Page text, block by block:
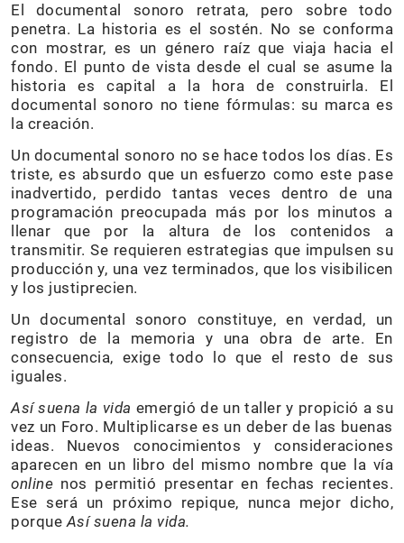
El documental sonoro retrata, pero sobre todo
penetra. La historia es el sostén. No se conforma
con mostrar, es un género raíz que viaja hacia el
fondo. El punto de vista desde el cual se asume la
historia es capital a la hora de construirla. El
documental sonoro no tiene fórmulas: su marca es
la creación.
Un documental sonoro no se hace todos los días. Es
triste, es absurdo que un esfuerzo como este pase
inadvertido, perdido tantas veces dentro de una
programación preocupada más por los minutos a
llenar que por la altura de los contenidos a
transmitir. Se requieren estrategias que impulsen su
producción y, una vez terminados, que los visibilicen
y los justiprecien.
Un documental sonoro constituye, en verdad, un
registro de la memoria y una obra de arte. En
consecuencia, exige todo lo que el resto de sus
iguales.
Así suena la vida emergió de un taller y propició a su
vez un Foro. Multiplicarse es un deber de las buenas
ideas. Nuevos conocimientos y consideraciones
aparecen en un libro del mismo nombre que la vía
online nos permitió presentar en fechas recientes.
Ese será un próximo repique, nunca mejor dicho,
porqueAsí suena la vida.